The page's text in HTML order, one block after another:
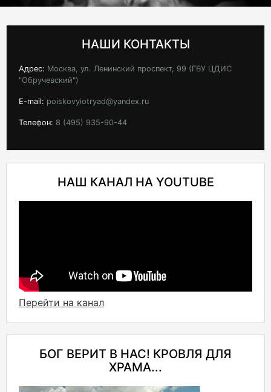
НАШИ КОНТАКТЫ
Адрес: Москва, ул. Ленинский проспект, 99 (ГБУ ЦДИС
"Обручевский")
E-mail: poiskovyiotryad@yandex.ru
Телефон: 8 (495) 935-90-44
НАШ КАНАЛ НА YOUTUBE
Перейти на канал
БОГ ВЕРИТ В НАС! КРОВЛЯ ДЛЯ
ХРАМА...